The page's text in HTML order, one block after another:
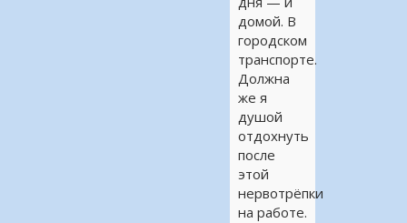
домой. В
городском
транспорте.
Должна
же я
душой
отдохнуть
после
этой
нервотрёпки
на работе.